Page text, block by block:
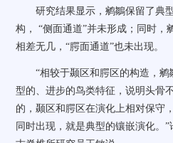
研究结果显示，鹓鶵保留了典
构， “侧面通道”并未形成；同时，
相差无几，“腭面通道”也未出现。
“相较于颞区和腭区的构造，鹓
型的、进步的鸟类特征，说明头骨
的，颞区和腭区在演化上相对保守
同时出现，就是典型的镶嵌演化。